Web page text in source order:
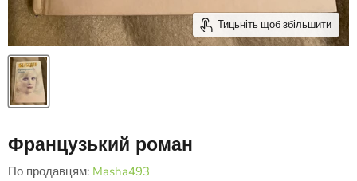
Тицьніть щоб збільшити
Французький роман
По продавцям: Masha493